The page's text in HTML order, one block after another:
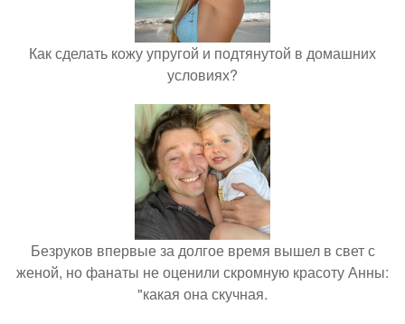
Как сделать кожу упругой и подтянутой в домашних
условиях?
Безруков впервые за долгое время вышел в свет с
женой, но фанаты не оценили скромную красоту Анны:
"какая она скучная.